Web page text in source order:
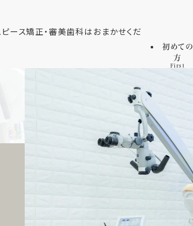
初めての
方
First